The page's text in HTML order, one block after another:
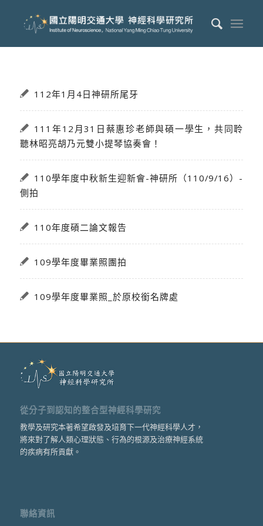
112年1月4日神研所尾牙
111年12月31日蔡惠珍老師與碩一學生，共同聆
聽林昭亮胡乃元雙小提琴協奏會！
110學年度中秋新生迎新會-神研所（110/9/16）-
側拍
110年度碩二論文報告
109學年度畢業照團拍
109學年度畢業照_於原校銜名牌處
從分子到認知的整合型神經科學研究
教學及研究本著希望啟發及培育下一代神經科學人才，
將來對了解人類心理狀態、行為的根源及治療神經系統
的疾病有所貢獻。
聯絡資訊